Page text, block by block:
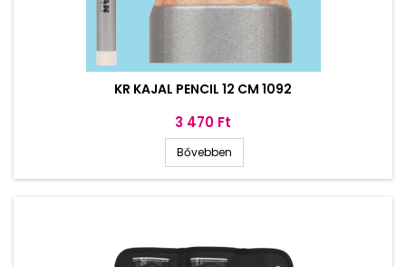
KR KAJAL PENCIL 12 CM 1092
Ár
3 470 Ft
Bővebben